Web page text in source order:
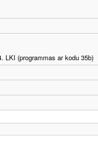
LKI (programmas ar kodu 35b)